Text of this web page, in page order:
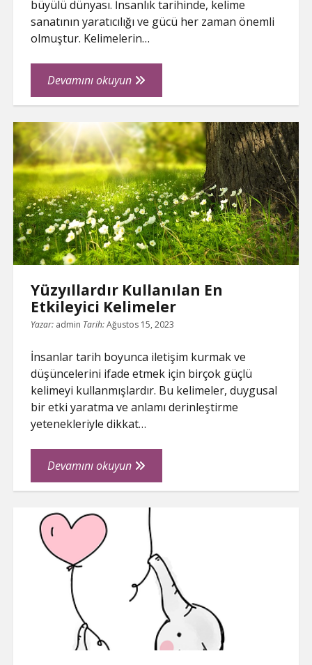
büyülü dünyası. İnsanlık tarihinde, kelime
sanatının yaratıcılığı ve gücü her zaman önemli
olmuştur. Kelimelerin…
Devamını okuyunKelimelerle
İnşa
Mucizevi
Dünyalar
Yüzyıllardır Kullanılan En
Etkileyici Kelimeler
Yazar: admin Tarih:Ağustos 15, 2023
İnsanlar tarih boyunca iletişim kurmak ve
düşüncelerini ifade etmek için birçok güçlü
kelimeyi kullanmışlardır. Bu kelimeler, duygusal
bir etki yaratma ve anlamı derinleştirme
yetenekleriyle dikkat…
Devamını okuyunYüzyıllardır
Kullanılan
Etkileyici
Kelimeler